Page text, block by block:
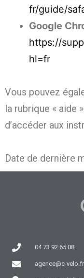
fr/guide/
Google
https://
hl=fr
Vous pouvez
la rubrique « aide
d’accéder aux
Date de dernière
04.73.92.65.08
agence@c-velo.fr